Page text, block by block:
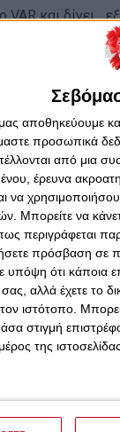
μας
προσωπικά
από μια
έρευνα
να
να
περιγράφεται
πρόσβαση σε
υπόψη ότι κάποια
αλλά έχετε το
ιστότοπο.
στιγμή
της ιστοσελίδας.
και δίνει...
«στροφή» της